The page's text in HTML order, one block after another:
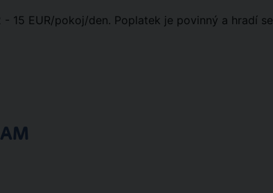
15 EUR/pokoj/den. Poplatek je povinný a hradí se